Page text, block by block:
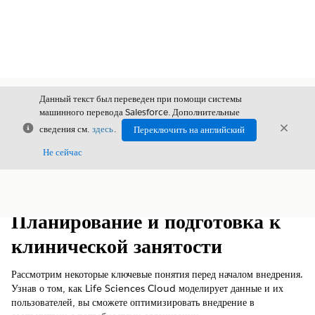
Закрыть
Данный текст был переведен при помощи системы
машинного перевода Salesforce. Дополнительные
сведения см. здесь.
Переключить на английский
Не сейчас
Планирование и подготовка к
клинической занятости
Рассмотрим некоторые ключевые понятия перед началом внедрения.
Узнав о том, как Life Sciences Cloud моделирует данные и их
пользователей, вы сможете оптимизировать внедрение в